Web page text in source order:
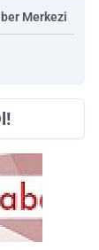
Merkezi